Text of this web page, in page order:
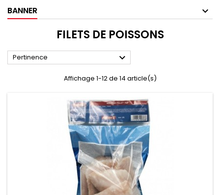
BANNER
FILETS DE POISSONS
Pertinence 
Affichage 1-12 de 14 article(s)